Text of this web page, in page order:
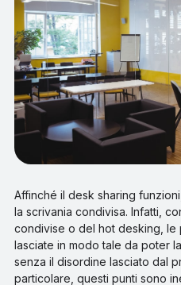
Affinché il desk sharing
la scrivania condivisa. Infatti,
condivise o del hot desking,
lasciate in modo tale da poter
senza il disordine lasciato dal
particolare, questi punti sono